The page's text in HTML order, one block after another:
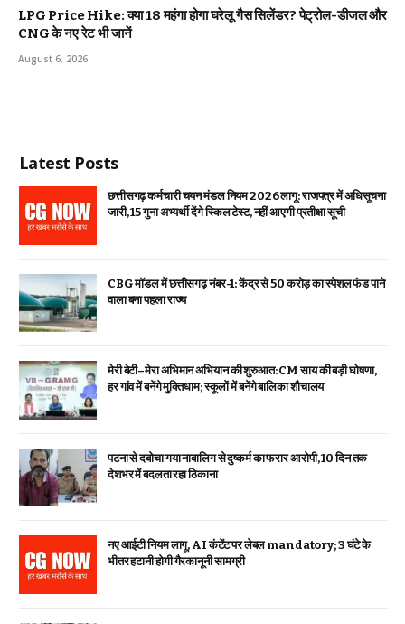
LPG Price Hike: क्या ₹18 महंगा होगा घरेलू गैस सिलेंडर? पेट्रोल-डीजल और
CNG के नए रेट भी जानें
August 6, 2026
Latest Posts
छत्तीसगढ़ कर्मचारी चयन मंडल नियम 2026 लागू: राजपत्र में अधिसूचना
जारी, 15 गुना अभ्यर्थी देंगे स्किल टेस्ट, नहीं आएगी प्रतीक्षा सूची
CBG मॉडल में छत्तीसगढ़ नंबर-1: केंद्र से ₹50 करोड़ का स्पेशल फंड पाने
वाला बना पहला राज्य
मेरी बेटी–मेरा अभिमान अभियान की शुरुआत: CM साय की बड़ी घोषणा,
हर गांव में बनेंगे मुक्तिधाम; स्कूलों में बनेंगे बालिका शौचालय
पटना से दबोचा गया नाबालिग से दुष्कर्म का फरार आरोपी, 10 दिन तक
देशभर में बदलता रहा ठिकाना
नए आईटी नियम लागू, AI कंटेंट पर लेबल mandatory; 3 घंटे के
भीतर हटानी होगी गैरकानूनी सामग्री